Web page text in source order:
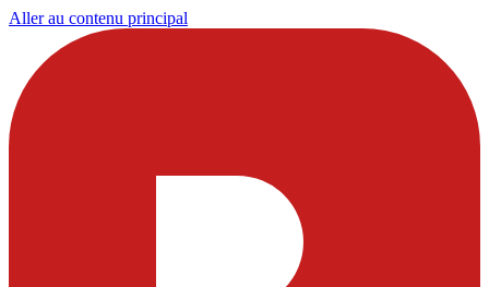
Aller au contenu principal